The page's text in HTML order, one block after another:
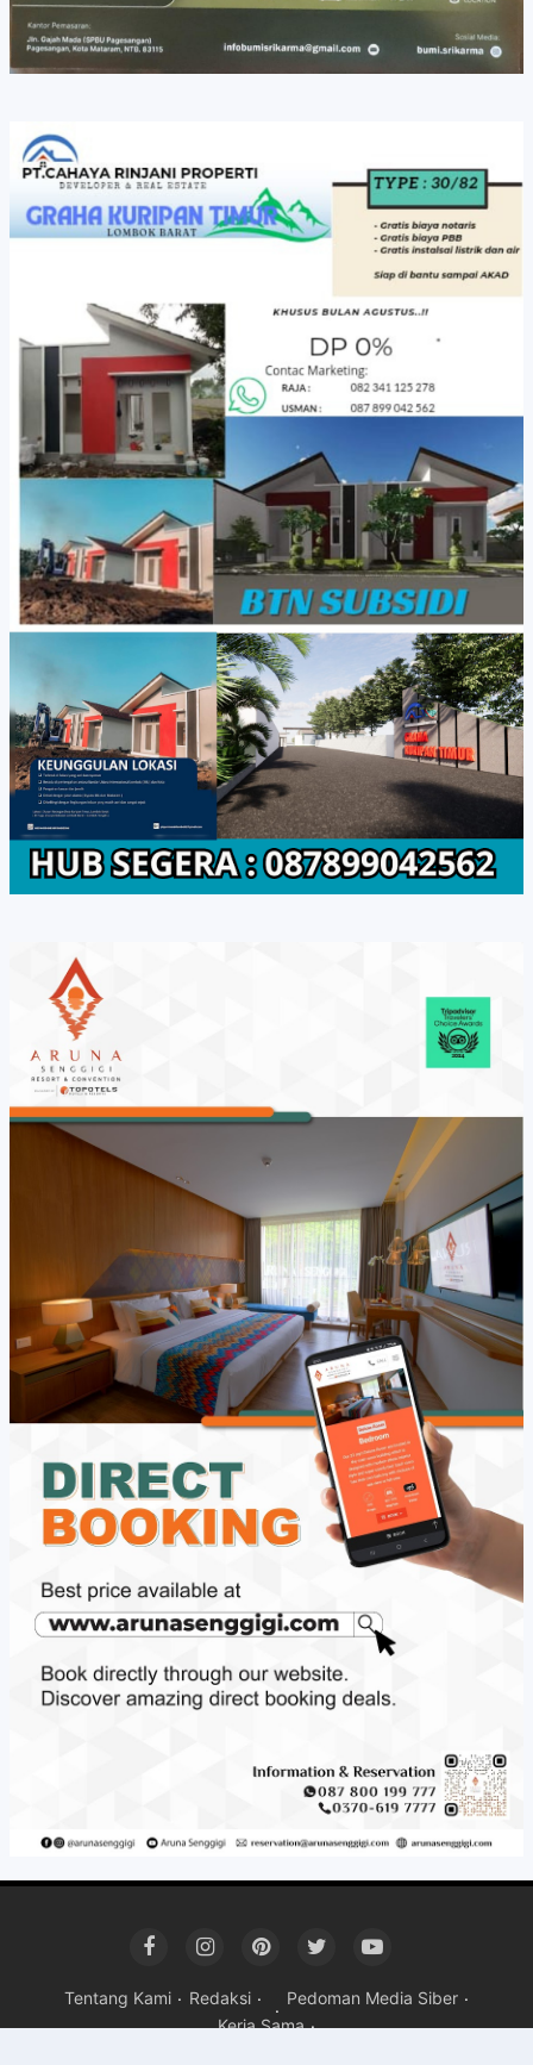
Tentang Kami Redaksi
Pedoman Media Siber
Kerja Sama